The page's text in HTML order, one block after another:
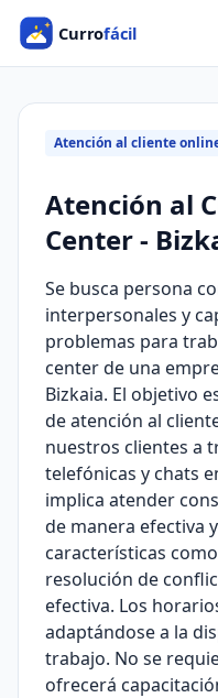
Atención al cliente
Atención al
Center -
Se busca persona
interpersonales y
problemas para
center de una
Bizkaia. El objetivo
de atención al
nuestros clientes a
telefónicas y chats
implica atender
de manera efectiva
características
resolución de
efectiva. Los
adaptándose a la
trabajo. No se
ofrecerá